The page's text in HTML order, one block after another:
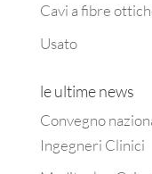
Cavi a fibre
Usato
le ultime news
Convegno
Ingegneri Clinici